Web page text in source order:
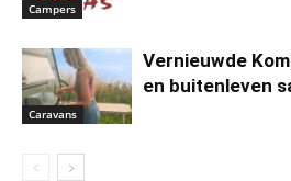
Campers
Caravans
Vernieuwde
en buitenleven